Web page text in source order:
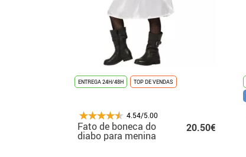
ENTREGA 24H/48H TOP DE VENDAS
4.54/5.00
Fato de boneca do
diabo para menina
20.50€